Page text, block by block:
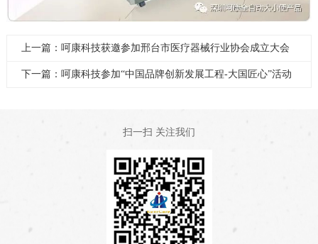
上一篇：呵康科技获邀参加邢台市医疗器械行业协会成立大会
下一篇：呵康科技参加“中国品牌创新发展工程-大国匠心”活动
扫一扫 关注我们